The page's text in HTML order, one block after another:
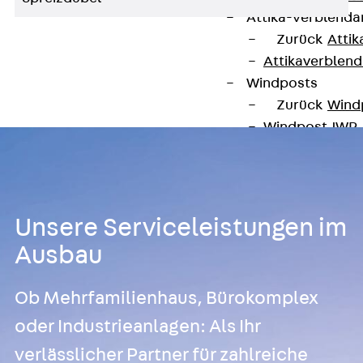
Attika-
Zurück
Windposts
Zurück
Windpost JWP
Zurück
Zurück
Schalrohre
Zurück
Unsere Serviceleistungen im
Ausbau
Ob Mehrfamilienhaus, Bürokomplex
oder Industrieanlagen: Als Ihr
verlässlicher Partner für zahlreiche